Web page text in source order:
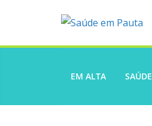
EM ALTA SAÚDE